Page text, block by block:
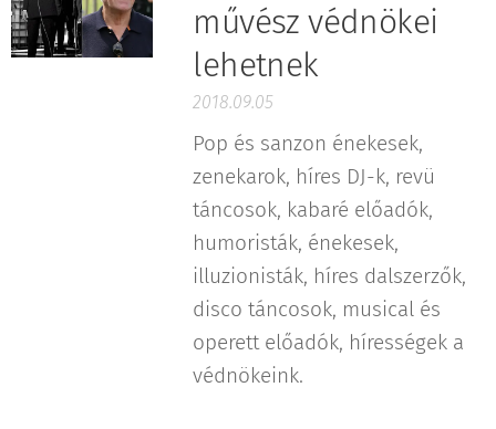
művész védnökei
lehetnek
2018.09.05
Pop és sanzon énekesek,
zenekarok, híres DJ-k, revü
táncosok, kabaré előadók,
humoristák, énekesek,
illuzionisták, híres dalszerzők,
disco táncosok, musical és
operett előadók, hírességek a
védnökeink.